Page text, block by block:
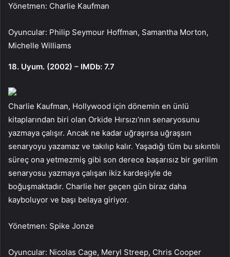
Yönetmen: Charlie Kaufman
Oyuncular: Philip Seymour Hoffman, Samantha Morton,
Michelle Williams
18. Uyum. (2002) – IMDb: 7.7
Charlie Kaufman, Hollywood için dönemin en ünlü
kitaplarından biri olan Orkide Hırsızı’nın senaryosunu
yazmaya çalışır. Ancak ne kadar uğraşırsa uğraşsın
senaryoyu yazamaz ve takılıp kalır. Yaşadığı tüm bu sıkıntılı
süreç ona yetmezmiş gibi son derece başarısız bir gerilim
senaryosu yazmaya çalışan ikiz kardeşiyle de
boğuşmaktadır. Charlie her geçen gün biraz daha
kayboluyor ve başı belaya giriyor.
Yönetmen: Spike Jonze
Oyuncular: Nicolas Cage, Meryl Streep, Chris Cooper